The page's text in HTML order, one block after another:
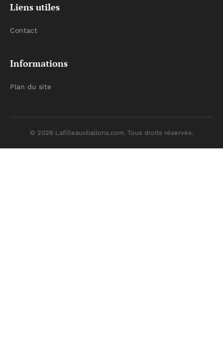
Liens utiles
Contact
Informations
Plan du site
© 2026 Lafilleauxballons.com. Tous droits réservés.